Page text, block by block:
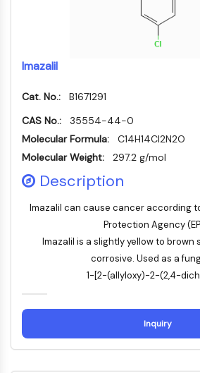
ROR
孕酮受体
甲状腺激素受体
视黄酸受体/类视黄醇X受体
VD/VDR
雌激素受体/雌激素相关受体
过氧化物酶体增殖物激活受体
抗体-药物偶联物相关
抗体-药物偶联物相关
抗体-寡核苷酸偶联物
ADC抗体
PROTAC-连接子偶联物用于PAC
抗体药物偶联物
Imazalil
Cat. No.:
B1671291
CAS No.:
35554-44-0
Molecular Formula:
C14H14Cl2N2O
Molecular Weight:
297.2 g/mol
Description
Imazalil can cause cancer according
Protection Agency
Imazalil is a slightly yellow to brown
corrosive. Used as a
1-[2-(allyloxy)-2-(2,4-
Inquiry